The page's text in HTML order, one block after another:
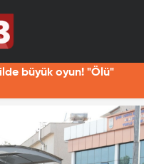
büyük oyun! "Ölü"